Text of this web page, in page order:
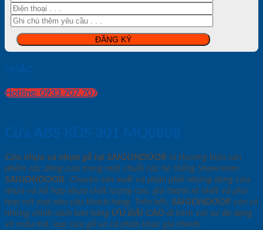
HOẶC
Hotline: 0933.707.707
Cửa ABS KOS 301 MQ0808
Cửa nhựa và nhựa gỗ tại SAIGONDOOR là thương hiệu sản
phẩm các dòng cửa trong một chuỗi các hệ thống Showroom
SAIGONDOOR. Chuyên sản xuất và phân phối những dòng cửa
nhựa và hỗ hợp nhựa chất lượng cao, giá thành rẻ nhất và phù
hợp với mọi nhu cầu khách hàng. Trên hết, SAIGONDOOR còn có
những chính sách bán hàng ƯU ĐÃI CAO đi kèm với sự đa dạng
về mẫu mã, loại cửa gỗ và cả phân khúc giá thành.